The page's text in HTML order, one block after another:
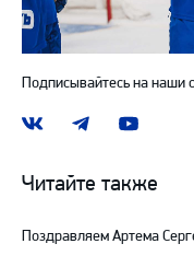
Подписывайтесь на наши
Наша
ВКонтакте
Наш
в
Telegram
Наш
YouTube
Читайте также
Поздравляем Артема